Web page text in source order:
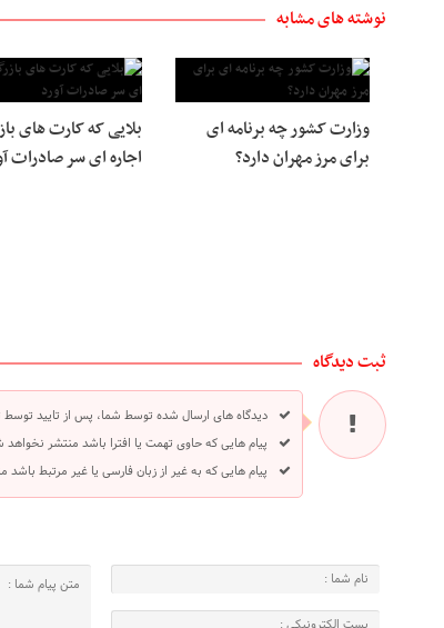
نوشته های مشابه
وزارت کشور چه برنامه ای
برای مرز مهران دارد؟
بلایی که کارت های
اجاره ای سر صادرات
ثبت دیدگاه
دیدگاه های ارسال شده توسط شما، پس از تایید
پیام هایی که حاوی تهمت یا افترا باشد منتشر
پیام هایی که به غیر از زبان فارسی یا غیر مرتبط